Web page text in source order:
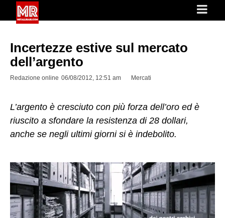
Incertezze estive sul mercato
dell’argento
Redazione online 06/08/2012, 12:51 am Mercati
L’argento è cresciuto con più forza dell’oro ed è
riuscito a sfondare la resistenza di 28 dollari,
anche se negli ultimi giorni si è indebolito.